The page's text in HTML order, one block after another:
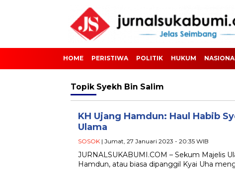
HOME PERISTIWA POLITIK HUKUM
Topik Syekh Bin Salim
KH Ujang Hamdun: Haul Habib
Ulama
SOSOK | Jumat, 27 Januari 2023 - 20:35 WIB
JURNALSUKABUMI.COM – Sekum Majelis
Hamdun, atau biasa dipanggil Kyai Uha